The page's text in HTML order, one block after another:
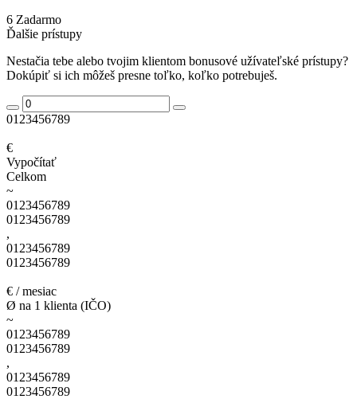
6 Zadarmo
Ďalšie prístupy
Nestačia tebe alebo tvojim klientom bonusové užívateľské prístupy?
Dokúpiť si ich môžeš presne toľko, koľko potrebuješ.
01 23456789
€
Vypočítať
Celkom
~
01 23456789
01 23456789
,
01 23456789
01 23456789
€ / mesiac
Ø na 1 klienta (IČO)
~
01 23456789
01 23456789
,
01 23456789
01 23456789